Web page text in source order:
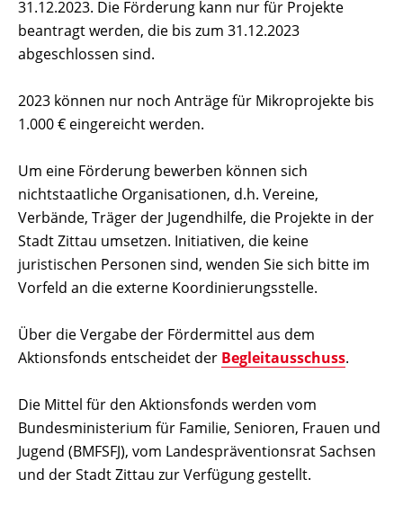
31.12.2023. Die Förderung kann nur für Projekte
beantragt werden, die bis zum 31.12.2023
abgeschlossen sind.
2023 können nur noch Anträge für Mikroprojekte bis
1.000 € eingereicht werden.
Um eine Förderung bewerben können sich
nichtstaatliche Organisationen, d.h. Vereine,
Verbände, Träger der Jugendhilfe, die Projekte in der
Stadt Zittau umsetzen. Initiativen, die keine
juristischen Personen sind, wenden Sie sich bitte im
Vorfeld an die externe Koordinierungsstelle.
Über die Vergabe der Fördermittel aus dem
Aktionsfonds entscheidet der Begleitausschuss.
Die Mittel für den Aktionsfonds werden vom
Bundesministerium für Familie, Senioren, Frauen und
Jugend (BMFSFJ), vom Landespräventionsrat Sachsen
und der Stadt Zittau zur Verfügung gestellt.